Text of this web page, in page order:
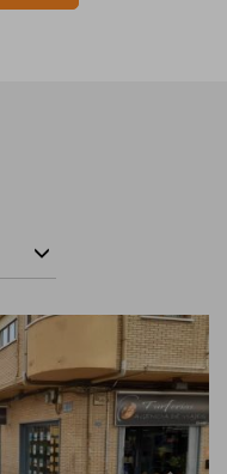
Next